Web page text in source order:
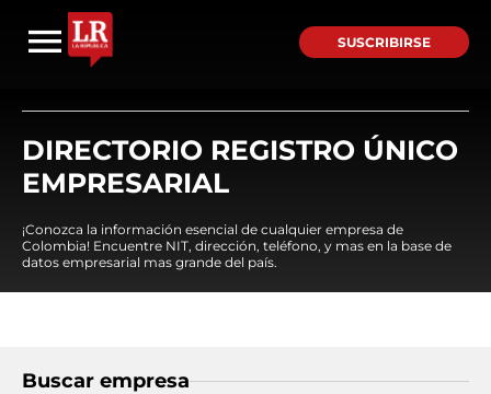
SUSCRIBIRSE
DIRECTORIO REGISTRO ÚNICO
EMPRESARIAL
¡Conozca la información esencial de cualquier empresa de
Colombia! Encuentre NIT, dirección, teléfono, y mas en la base de
datos empresarial mas grande del país.
Buscar empresa